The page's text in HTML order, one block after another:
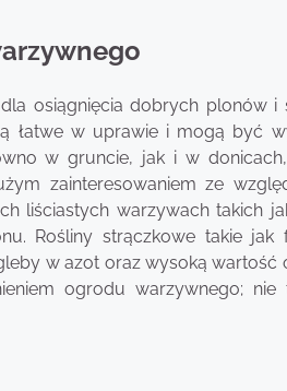
osiągnięcia dobrych plonów i
łatwe w uprawie i mogą być
w gruncie, jak i w
zainteresowaniem ze
liściastych warzywach takich
Rośliny strączkowe takie
w azot oraz wysoką wartość
ogrodu warzywnego;